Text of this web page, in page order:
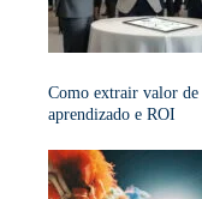
Como extrair valor de
aprendizado e ROI